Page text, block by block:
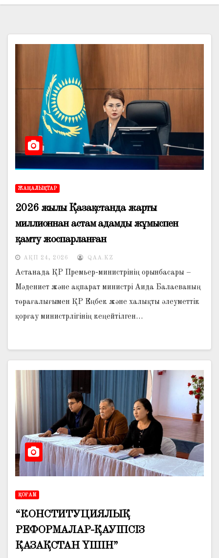
ЖАҢАЛЫҚТАР
2026 жылы Қазақстанда жарты
миллионнан астам адамды жұмыспен
қамту жоспарланған
АҚП 24, 2026 QAA.KZ
Астанада ҚР Премьер-министрінің орынбасары –
Мәдениет және ақпарат министрі Аида Балаеваның
төрағалығымен ҚР Еңбек және халықты әлеуметтік
қорғау министрлігінің кеңейтілген…
ҚОҒАМ
“КОНСТИТУЦИЯЛЫҚ
РЕФОРМАЛАР-ҚАУІПСІЗ
ҚАЗАҚСТАН ҮШІН”